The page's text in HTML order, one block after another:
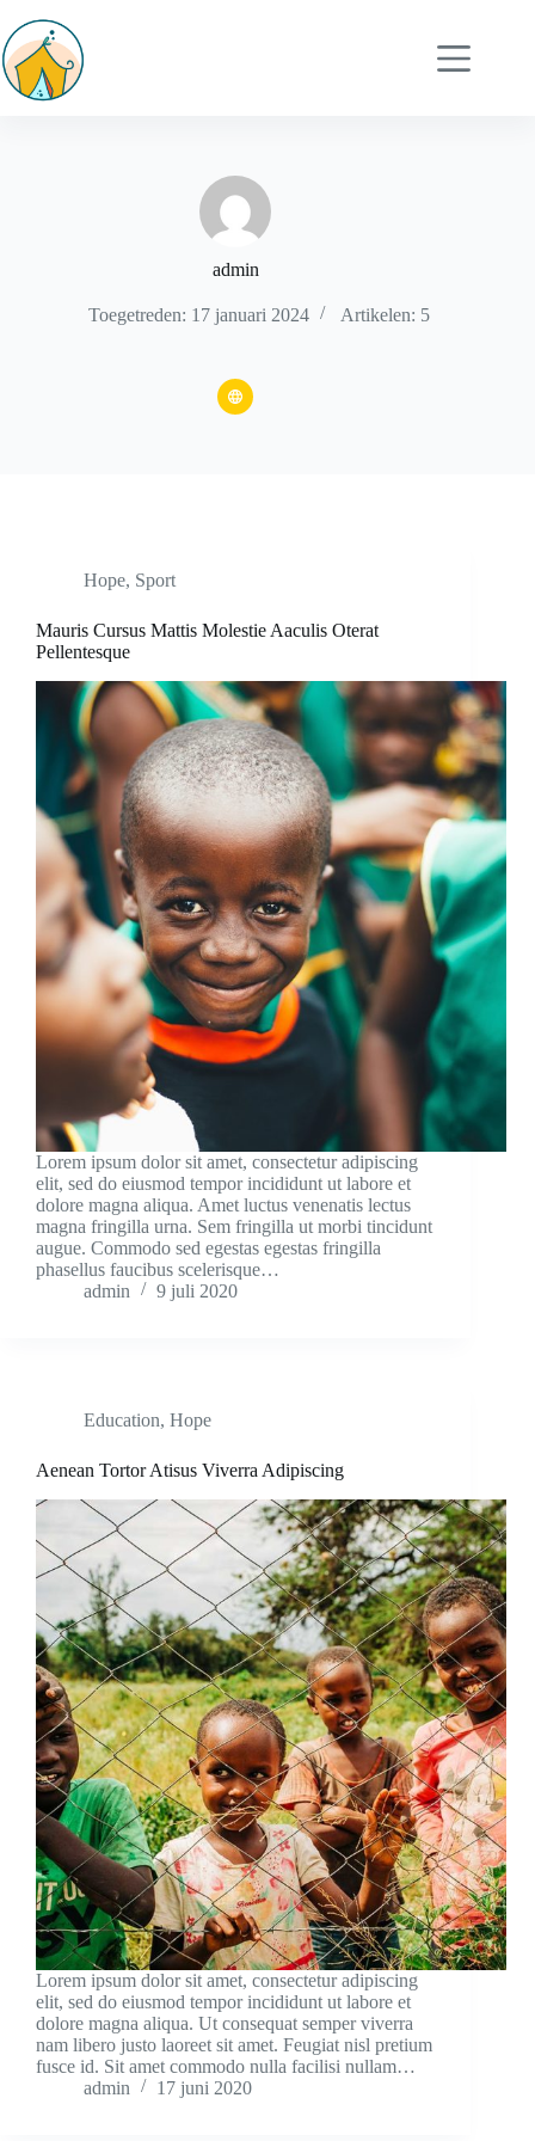
admin
Toegetreden: 17 januari 2024 Artikelen: 5
Hope, Sport
Mauris Cursus Mattis Molestie Aaculis Oterat
Pellentesque
Lorem ipsum dolor sit amet, consectetur adipiscing
elit, sed do eiusmod tempor incididunt ut labore et
dolore magna aliqua. Amet luctus venenatis lectus
magna fringilla urna. Sem fringilla ut morbi tincidunt
augue. Commodo sed egestas egestas fringilla
phasellus faucibus scelerisque…
admin
9 juli 2020
Education, Hope
Aenean Tortor Atisus Viverra Adipiscing
Lorem ipsum dolor sit amet, consectetur adipiscing
elit, sed do eiusmod tempor incididunt ut labore et
dolore magna aliqua. Ut consequat semper viverra
nam libero justo laoreet sit amet. Feugiat nisl pretium
fusce id. Sit amet commodo nulla facilisi nullam…
admin
17 juni 2020